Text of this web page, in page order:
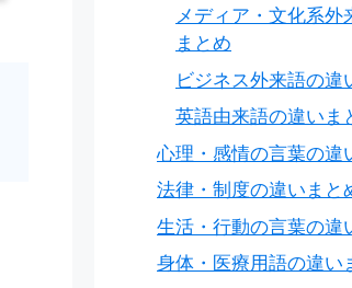
メディア・文化系外
まとめ
ビジネス外来語の違
英語由来語の違いま
心理・感情の言葉の違
法律・制度の違いまと
生活・行動の言葉の違
身体・医療用語の違い